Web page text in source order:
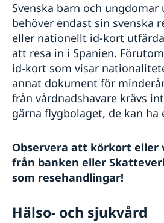
Svenska barn och ungdomar
behöver endast sin svenska
eller nationellt id-kort
att resa in i Spanien.
id-kort som visar
annat dokument för
från vårdnadshavare krävs
gärna flygbolaget, de kan ha
Observera att körkort eller
från banken eller
som resehandlingar!
Hälso- och sjukvård